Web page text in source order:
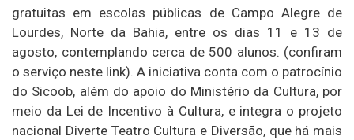
gratuitas em escolas públicas de Campo Alegre de
Lourdes, Norte da Bahia, entre os dias 11 e 13 de
agosto, contemplando cerca de 500 alunos. (confiram
o serviço neste link). A iniciativa conta com o patrocínio
do Sicoob, além do apoio do Ministério da Cultura, por
meio da Lei de Incentivo à Cultura, e integra o projeto
nacional Diverte Teatro Cultura e Diversão, que há mais